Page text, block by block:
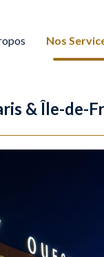
Nos
& Île-de-